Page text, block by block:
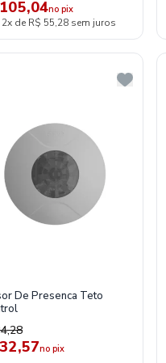
no pix
de R$ 55,28 sem juros
De Presenca Teto
no pix